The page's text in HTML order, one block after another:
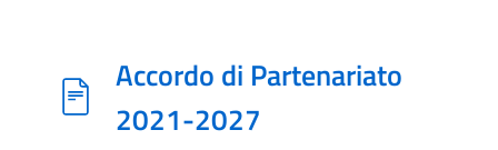
Accordo di Partenariato
2021-2027